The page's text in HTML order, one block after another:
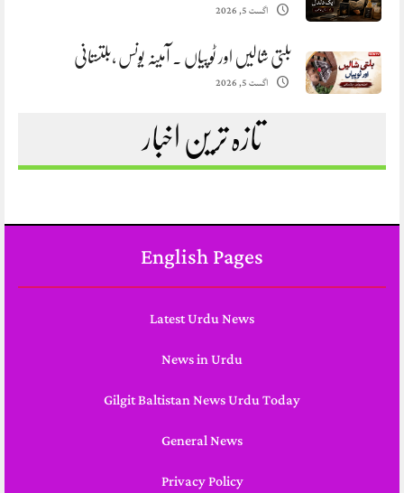
اگست 5, 2026
بلتی شالیں اور ٹوپیاں . آمینہ یونس ،بلتستانی
اگست 5, 2026
تازہ ترین اخبار
English Pages
Latest Urdu News
News in Urdu
Gilgit Baltistan News Urdu Today
General News
Privacy Policy